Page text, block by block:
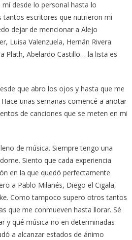
desde lo personal hasta lo
escritores que nutrieron mi
dejar de mencionar a Alejo
Luisa Valenzuela, Hernán Rivera
Plath, Abelardo Castillo… la lista es
que abro los ojos y hasta que me
unas semanas comencé a anotar
de canciones que se meten en mi
de música. Siempre tengo una
Siento que cada experiencia
en la que quedó perfectamente
a Pablo Milanés, Diego el Cigala,
Como tampoco supero otros tantos
que me conmueven hasta llorar. Sé
y qué música no en determinadas
a alcanzar estados de ánimo